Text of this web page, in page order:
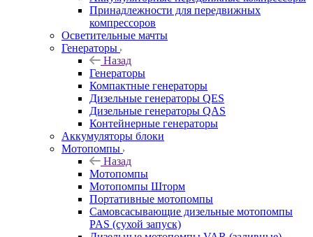
Принадлежности для передвижных
компрессоров
Осветительные мачты
Генераторы
Назад
Генераторы
Компактные генераторы
Дизельные генераторы QES
Дизельные генераторы QAS
Контейнерные генераторы
Аккумуляторы блоки
Мотопомпы
Назад
Мотопомпы
Мотопомпы Шторм
Портативные мотопомпы
Самовсасывающие дизельные мотопомпы
PAS (сухой запуск)